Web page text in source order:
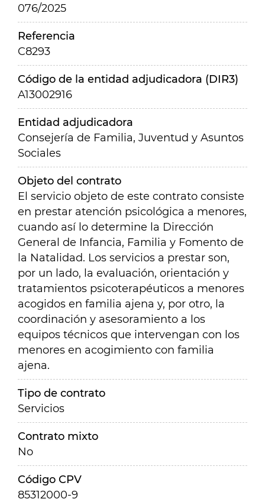
076/2025
Referencia
C8293
Código de la entidad adjudicadora (DIR3)
A13002916
Entidad adjudicadora
Consejería de Familia, Juventud y Asuntos
Sociales
Objeto del contrato
El servicio objeto de este contrato consiste
en prestar atención psicológica a menores,
cuando así lo determine la Dirección
General de Infancia, Familia y Fomento de
la Natalidad. Los servicios a prestar son,
por un lado, la evaluación, orientación y
tratamientos psicoterapéuticos a menores
acogidos en familia ajena y, por otro, la
coordinación y asesoramiento a los
equipos técnicos que intervengan con los
menores en acogimiento con familia
ajena.
Tipo de contrato
Servicios
Contrato mixto
No
Código CPV
85312000-9